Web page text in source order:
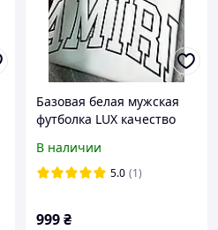
Базовая белая мужская
футболка LUX качество
В наличии
5.0 (1)
999₴